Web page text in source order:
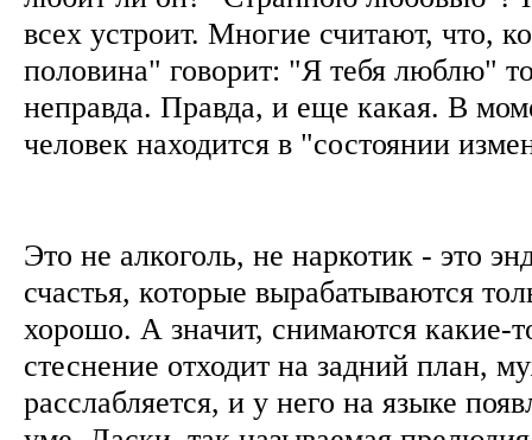
всех устроит. Многие считают, что,
половина" говорит: "Я тебя люблю"
неправда. Правда, и еще какая. В
человек находится в "состоянии
Это не алкоголь, не наркотик - это
счастья, которые вырабатываются
хорошо. А значит, снимаются какие-
стеснение отходит на задний план,
расслабляется, и у него на языке